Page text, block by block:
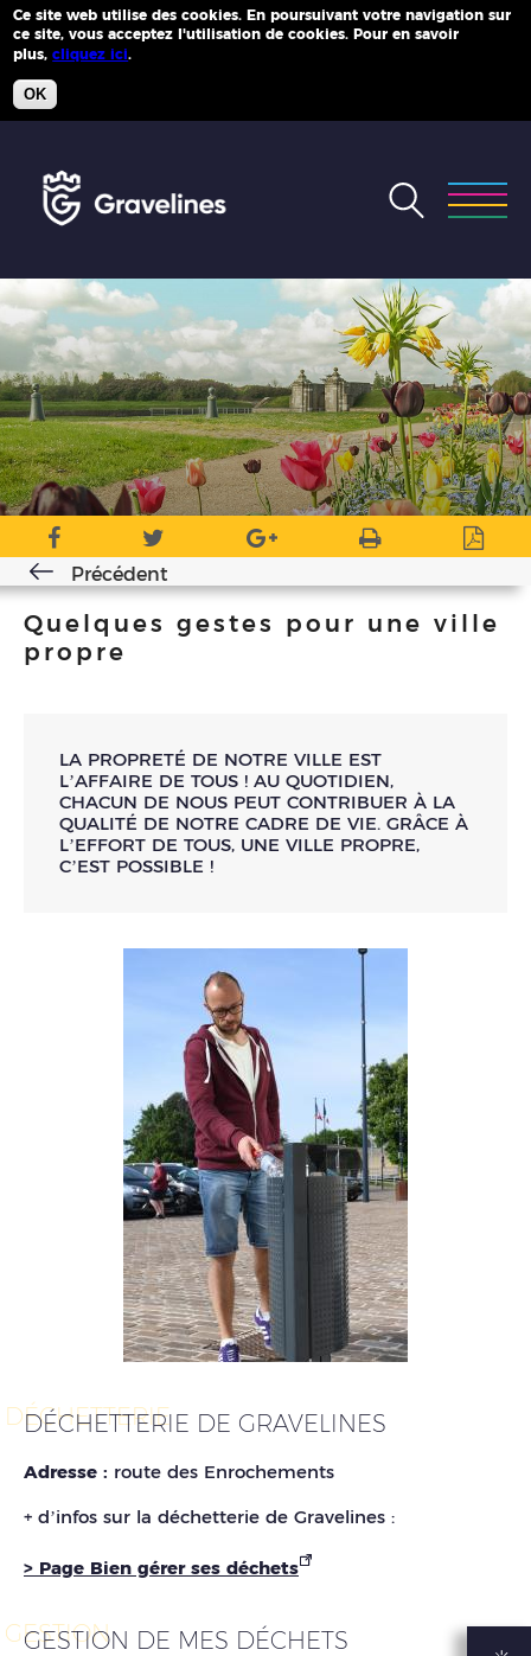
Ce site web utilise des cookies. En poursuivant votre navigation sur
ce site, vous acceptez l'utilisation de cookies. Pour en savoir
plus,cliquez ici.
OK
Précédent
Quelques gestes pour une ville
propre
LA PROPRETÉ DE NOTRE VILLE EST
L’AFFAIRE DE TOUS ! AU QUOTIDIEN,
CHACUN DE NOUS PEUT CONTRIBUER À LA
QUALITÉ DE NOTRE CADRE DE VIE. GRÂCE À
L’EFFORT DE TOUS, UNE VILLE PROPRE,
C’EST POSSIBLE !
DÉCHETTERIE
DÉCHETTERIE DE GRAVELINES
Adresse : route des Enrochements
+ d’infos sur la déchetterie de Gravelines :
> Page Bien gérer ses déchets
GESTION
GESTION DE MES DÉCHETS